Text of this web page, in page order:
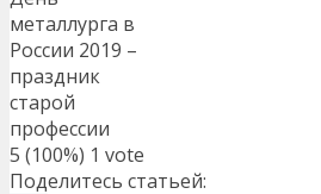
металлурга в
России 2019 –
праздник
старой
профессии
5 (100%) 1 vote
Поделитесь статьей: